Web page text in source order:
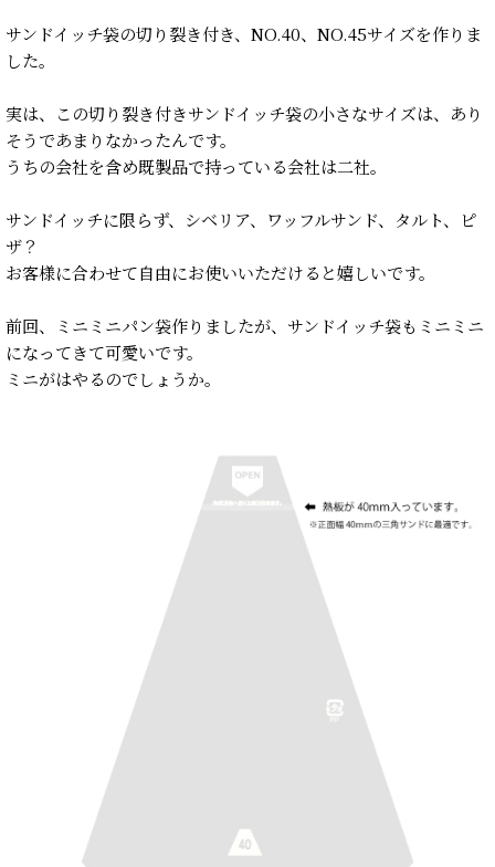
サンドイッチ袋の切り裂き付き、NO.40、NO.45サイズを作りま
した。
実は、この切り裂き付きサンドイッチ袋の小さなサイズは、あり
そうであまりなかったんです。
うちの会社を含め既製品で持っている会社は二社。
サンドイッチに限らず、シベリア、ワッフルサンド、タルト、ピ
ザ？
お客様に合わせて自由にお使いいただけると嬉しいです。
前回、ミニミニパン袋作りましたが、サンドイッチ袋もミニミニ
になってきて可愛いです。
ミニがはやるのでしょうか。